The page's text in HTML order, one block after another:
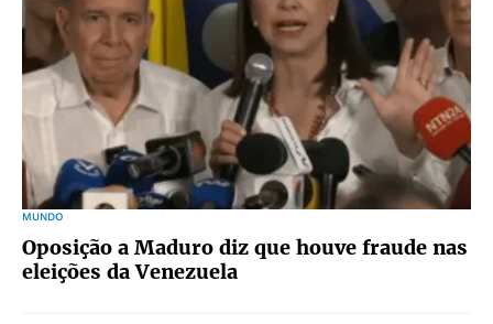
MUNDO
Oposição a Maduro diz que houve fraude nas
eleições da Venezuela